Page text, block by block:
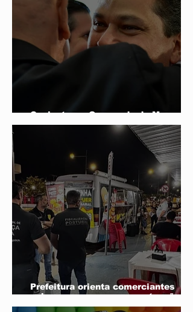
Conjuntura - O segredo de Moraes,
Lula e Alcolumbre
Prefeitura orienta comerciantes
sobre novas regras para atuação de
food trucks